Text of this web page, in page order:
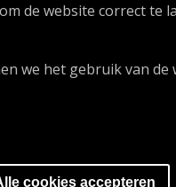
de website correct te
we het gebruik van
cookies accepteren